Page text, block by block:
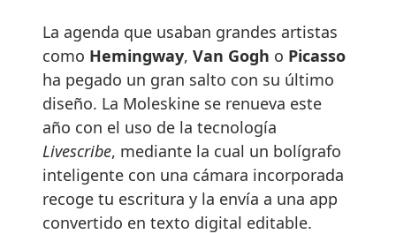
La agenda que usaban grandes artistas
como Hemingway, Van Gogh o Picasso
ha pegado un gran salto con su último
diseño. La Moleskine se renueva este
año con el uso de la tecnología
Livescribe, mediante la cual un bolígrafo
inteligente con una cámara incorporada
recoge tu escritura y la envía a una app
convertido en texto digital editable.